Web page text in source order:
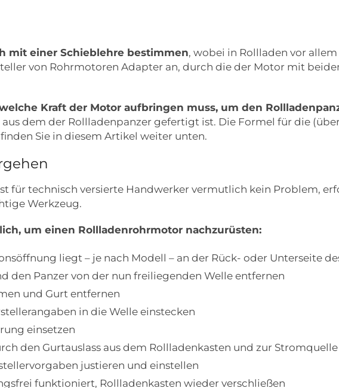
mit einer Schieblehre bestimmen, wobei in Rollladen vor
von Rohrmotoren Adapter an, durch die der Motor mit
Kraft der Motor aufbringen muss, um den
dem der Rollladenpanzer gefertigt ist. Die Formel für die
Sie in diesem Artikel weiter unten.
für technisch versierte Handwerker vermutlich kein Problem,
Werkzeug.
um einen Rollladenrohrmotor nachzurüsten:
liegt – je nach Modell – an der Rück- oder Unterseite
den Panzer von der nun freiliegenden Welle entfernen
und Gurt entfernen
in die Welle einstecken
einsetzen
den Gurtauslass aus dem Rollladenkasten und zur
justieren und einstellen
funktioniert, Rollladenkasten wieder verschließen